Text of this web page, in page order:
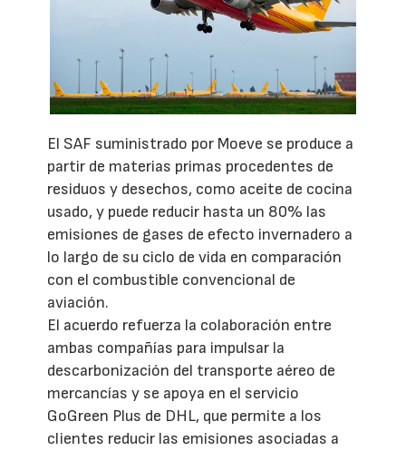
El SAF suministrado por Moeve se produce a
partir de materias primas procedentes de
residuos y desechos, como aceite de cocina
usado, y puede reducir hasta un 80% las
emisiones de gases de efecto invernadero a
lo largo de su ciclo de vida en comparación
con el combustible convencional de
aviación.
El acuerdo refuerza la colaboración entre
ambas compañías para impulsar la
descarbonización del transporte aéreo de
mercancías y se apoya en el servicio
GoGreen Plus de DHL, que permite a los
clientes reducir las emisiones asociadas a